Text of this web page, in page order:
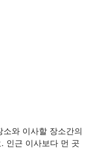
소와 이사할 장소간의
인근 이사보다 먼 곳